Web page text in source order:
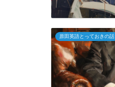
原田英語とっておきの話